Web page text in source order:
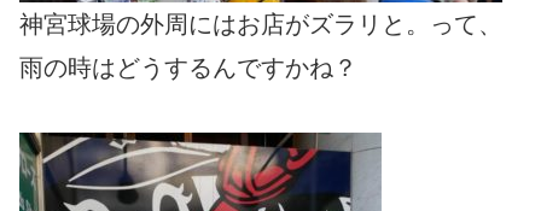
神宮球場の外周にはお店がズラリと。って、
雨の時はどうするんですかね？